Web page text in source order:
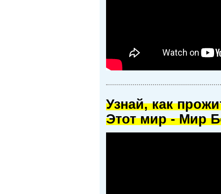
Узнай, как
Этот мир - Мир